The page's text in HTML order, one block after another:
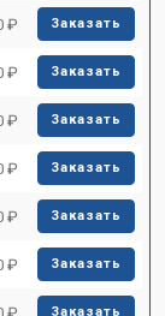
₽ Заказать
₽ Заказать
₽ Заказать
₽ Заказать
₽ Заказать
₽ Заказать
₽ Заказать